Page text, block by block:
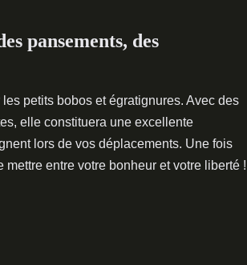
pansements, des
petits bobos et égratignures. Avec des
elle constituera une excellente
lors de vos déplacements. Une fois
entre votre bonheur et votre liberté !